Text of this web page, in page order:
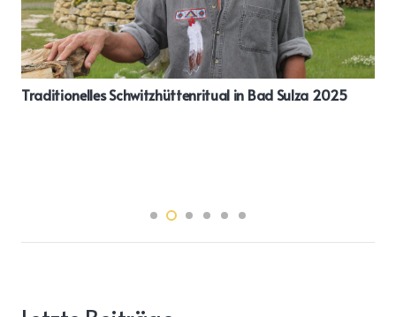
Traditionelles Schwitzhüttenritual in Bad Sulza 2025